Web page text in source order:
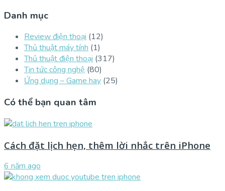
Danh mục
Review điện thoại (12)
Thủ thuật máy tính (1)
Thủ thuật điện thoại (317)
Tin tức công nghệ (80)
Ứng dụng – Game hay (25)
Có thể bạn quan tâm
Cách đặt lịch hẹn, thêm lời nhắc trên iPhone
6 năm ago